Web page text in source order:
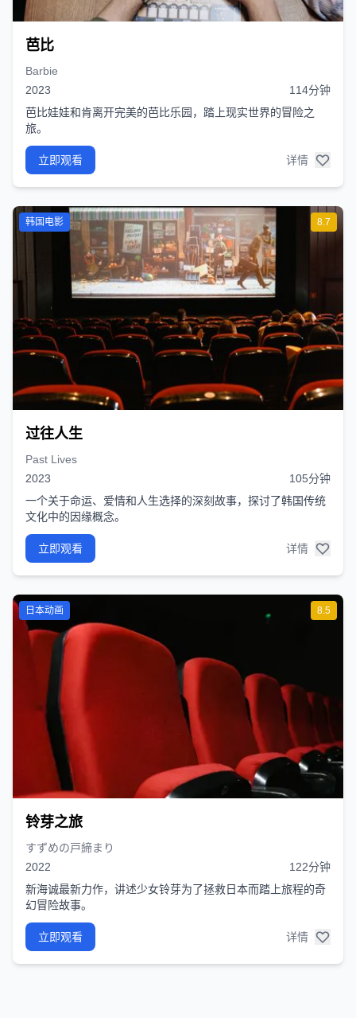
芭比
Barbie
2023
114分钟
芭比娃娃和肯离开完美的芭比乐园，踏上现实世界的冒险之
旅。
立即观看 详情
8.7
韩国电影
过往人生
Past Lives
2023
105分钟
一个关于命运、爱情和人生选择的深刻故事，探讨了韩国传统
文化中的因缘概念。
立即观看 详情
8.5
日本动画
铃芽之旅
すずめの戸締まり
2022
122分钟
新海诚最新力作，讲述少女铃芽为了拯救日本而踏上旅程的奇
幻冒险故事。
立即观看 详情